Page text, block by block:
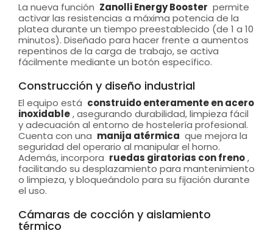
La nueva función Zanolli Energy Booster permite
activar las resistencias a máxima potencia de la
platea durante un tiempo preestablecido (de 1 a 10
minutos). Diseñado para hacer frente a aumentos
repentinos de la carga de trabajo, se activa
fácilmente mediante un botón específico.
Construcción y diseño industrial
El equipo está construido enteramente en acero
inoxidable, asegurando durabilidad, limpieza fácil
y adecuación al entorno de hostelería profesional.
Cuenta con una manija atérmica que mejora la
seguridad del operario al manipular el horno.
Además, incorpora ruedas giratorias con freno,
facilitando su desplazamiento para mantenimiento
o limpieza, y bloqueándolo para su fijación durante
el uso.
Cámaras de cocción y aislamiento
térmico